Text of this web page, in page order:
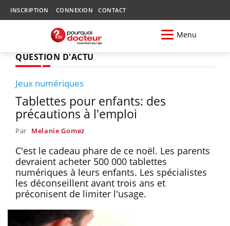
INSCRIPTION CONNEXION CONTACT
Menu
QUESTION D'ACTU
Jeux numériques
Tablettes pour enfants: des
précautions à l'emploi
Par Melanie Gomez
C'est le cadeau phare de ce noël. Les parents
devraient acheter 500 000 tablettes
numériques à leurs enfants. Les spécialistes
les déconseillent avant trois ans et
préconisent de limiter l'usage.